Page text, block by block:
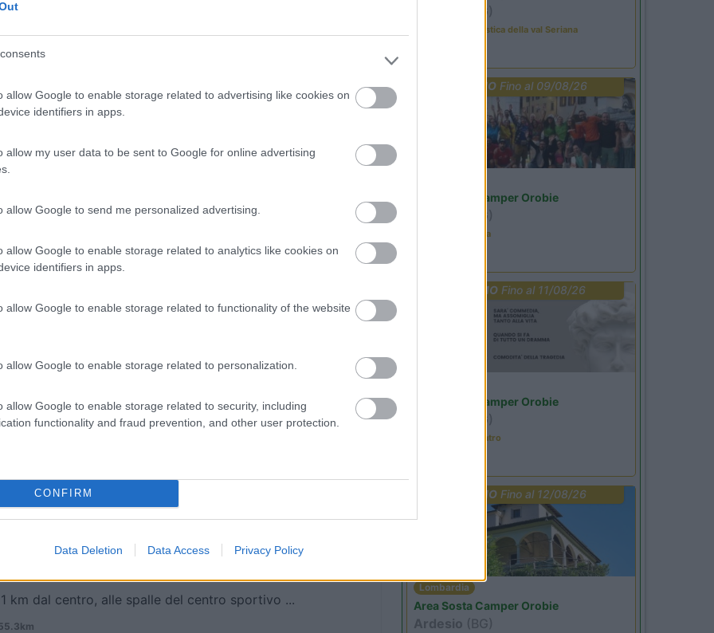
allow Google to enable storage related to advertising like cookies on
identifiers in apps.
allow my user data to be sent to Google for online advertising
allow Google to send me personalized advertising.
allow Google to enable storage related to analytics like cookies on
identifiers in apps.
allow Google to enable storage related to functionality of the website
allow Google to enable storage related to personalization.
allow Google to enable storage related to security, including
functionality and fraud prevention, and other user protection.
CONFIRM
Data Deletion Data Access Privacy Policy
Posizione
- 42.6km
misto, in città, custodito, nessun servizio.
per autocaravan
- 53.2km
km dal centro, alle spalle del centro sportivo ...
(BG)
Rassegna organistica della val Seriana
PROMO Fino al 09/08/26
Area Sosta Camper Orobie
(BG)
Ardesio in scatola
PROMO Fino al 11/08/26
Area Sosta Camper Orobie
(BG)
Incontri con il teatro
PROMO Fino al 12/08/26
Lombardia
Area Sosta Camper Orobie
Ardesio (BG)